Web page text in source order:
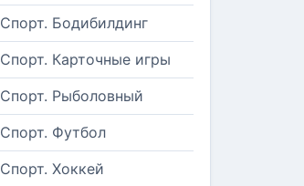
Спорт. Бодибилдинг
Спорт. Карточные игры
Спорт. Рыболовный
Спорт. Футбол
Спорт. Хоккей